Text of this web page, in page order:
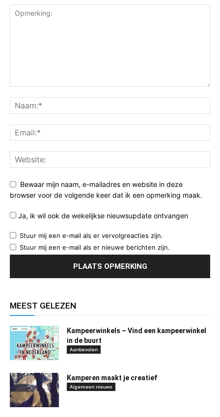
Bewaar mijn naam, e-mailadres en website in deze
browser voor de volgende keer dat ik een opmerking maak.
Ja, ik wil ook de wekelijkse nieuwsupdate ontvangen
Stuur mij een e-mail als er vervolgreacties zijn.
Stuur mij een e-mail als er nieuwe berichten zijn.
MEEST GELEZEN
Kampeerwinkels – Vind een kampeerwinkel
in de buurt
Aanbevolen
Kamperen maakt je creatief
Algemeen nieuws